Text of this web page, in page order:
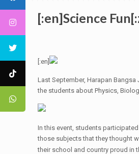
[:en]Science
[:en]
Last September, Harapan
the students about Physics,
In this event, students
those subjects that they thought
their school and country proud in